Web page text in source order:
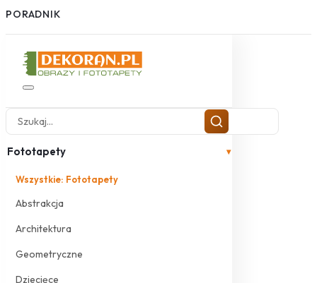
PORADNIK
Fototapety ▾
Wszystkie: Fototapety
Abstrakcja
Architektura
Geometryczne
Dziecięce